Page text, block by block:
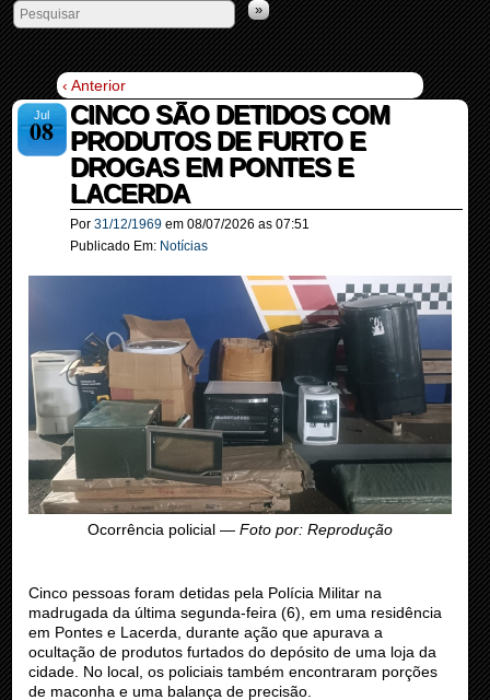
»
‹ Anterior
Jul
08
CINCO SÃO DETIDOS COM
PRODUTOS DE FURTO E
DROGAS EM PONTES E
LACERDA
Por 31/12/1969 em 08/07/2026 as 07:51
Publicado Em: Notícias
Ocorrência policial —Foto por: Reprodução
Cinco pessoas foram detidas pela Polícia Militar na
madrugada da última segunda-feira (6), em uma residência
em Pontes e Lacerda, durante ação que apurava a
ocultação de produtos furtados do depósito de uma loja da
cidade. No local, os policiais também encontraram porções
de maconha e uma balança de precisão.